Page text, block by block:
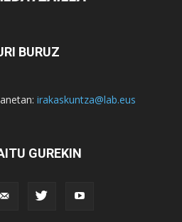
BURUZ
irakaskuntza@lab.eus
GUREKIN